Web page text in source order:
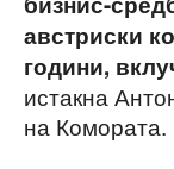
австриски
години,
истакна
на Комората.